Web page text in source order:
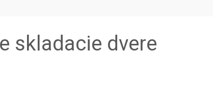
skladacie dvere